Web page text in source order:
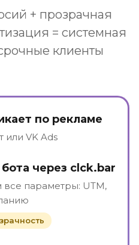
+ прозрачная
= системная
клиенты
по рекламе
или VK Ads
через clck.bar
параметры: UTM,